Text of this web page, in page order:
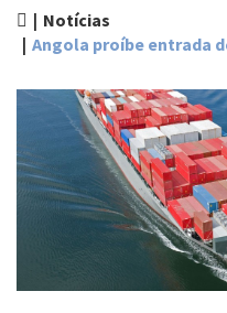
Notícias
Angola proíbe entrada